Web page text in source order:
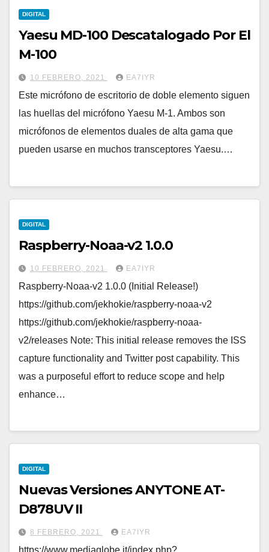
DIGITAL
Yaesu MD-100 Descatalogado Por El
M-100
10 FEBRERO, 2021 EA7IYR
Este micrófono de escritorio de doble elemento siguen
las huellas del micrófono Yaesu M-1. Ambos son
micrófonos de elementos duales de alta gama que
pueden usarse en muchos transceptores Yaesu.…
DIGITAL
Raspberry-Noaa-v2 1.0.0
10 FEBRERO, 2021 EA7IYR
Raspberry-Noaa-v2 1.0.0 (Initial Release!)
https://github.com/jekhokie/raspberry-noaa-v2
https://github.com/jekhokie/raspberry-noaa-
v2/releases Note: This initial release removes the ISS
capture functionality and Twitter post capability. This
was a purposeful effort to reduce scope and help
enhance…
DIGITAL
Nuevas Versiones ANYTONE AT-
D878UV II
8 FEBRERO, 2021 EA7IYR
https://www.mediaglobe.it/index.php?